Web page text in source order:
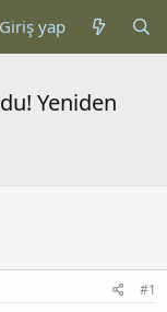
Giriş yap
Yeniden
#1